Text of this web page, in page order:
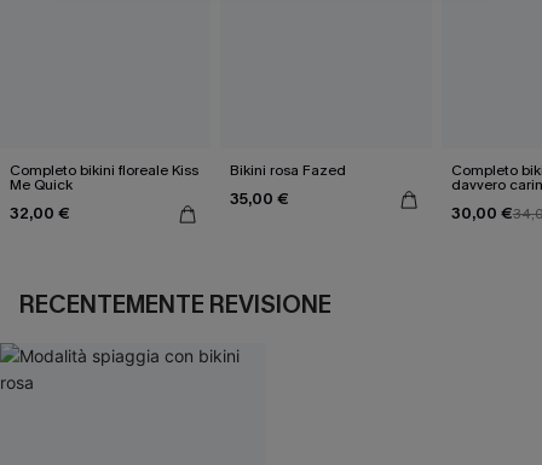
Completo bikini floreale Kiss
Me Quick
32,00 €
Bikini rosa Fazed
35,00 €
Completo
davvero
30,00 €
RECENTEMENTE REVISIONE